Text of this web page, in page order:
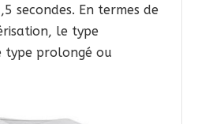
secondes. En termes de
le type
type prolongé ou